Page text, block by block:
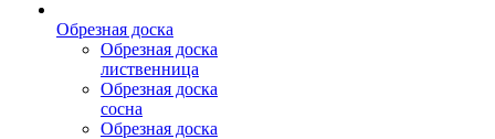
Обрезная доска
Обрезная доска
лиственница
Обрезная доска
сосна
Обрезная доска